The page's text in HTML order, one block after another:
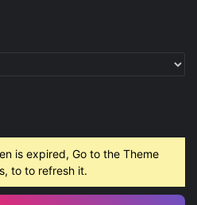
is expired, Go to the Theme
to to refresh it.